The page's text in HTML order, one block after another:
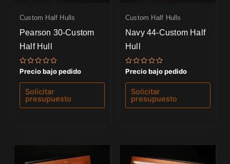
Custom Half Hulls
Pearson 30-Custom
Half Hull
Valorado
con
0
de
Precio bajo pedido
Solicitar
presupuesto
Custom Half Hulls
Navy 44-Custom Half
Hull
Valorado
con
0
de
Precio bajo pedido
Solicitar
presupuesto